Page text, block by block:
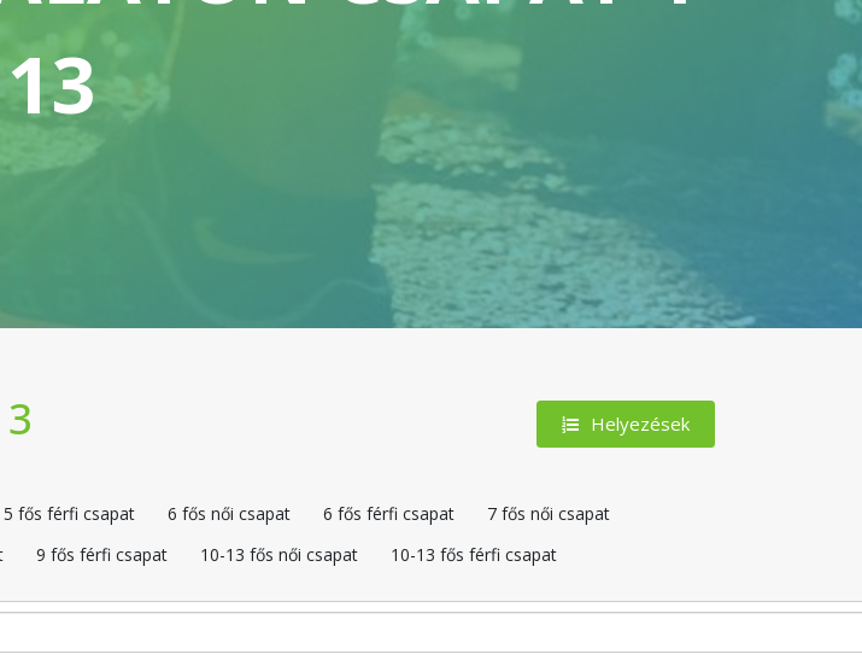
13
Helyezések
5 fős férfi csapat 6 fős női csapat 6 fős férfi csapat
7 fős női csapat
9 fős férfi csapat 10-13 fős női csapat 10-13 fős férfi csapat